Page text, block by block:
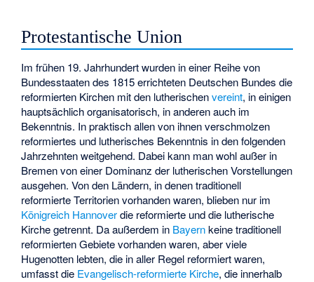
Protestantische Union
Im frühen 19. Jahrhundert wurden in einer Reihe von
Bundesstaaten des 1815 errichteten Deutschen Bundes die
reformierten Kirchen mit den lutherischenvereint, in einigen
hauptsächlich organisatorisch, in anderen auch im
Bekenntnis. In praktisch allen von ihnen verschmolzen
reformiertes und lutherisches Bekenntnis in den folgenden
Jahrzehnten weitgehend. Dabei kann man wohl außer in
Bremen von einer Dominanz der lutherischen Vorstellungen
ausgehen. Von den Ländern, in denen traditionell
reformierte Territorien vorhanden waren, blieben nur im
Königreich Hannoverdie reformierte und die lutherische
Kirche getrennt. Da außerdem in Bayernkeine traditionell
reformierten Gebiete vorhanden waren, aber viele
Hugenotten lebten, die in aller Regel reformiert waren,
umfasst die Evangelisch-reformierte Kirche, die innerhalb